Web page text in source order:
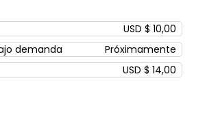
USD $ 10,00
demanda
Próximamente
USD $ 14,00